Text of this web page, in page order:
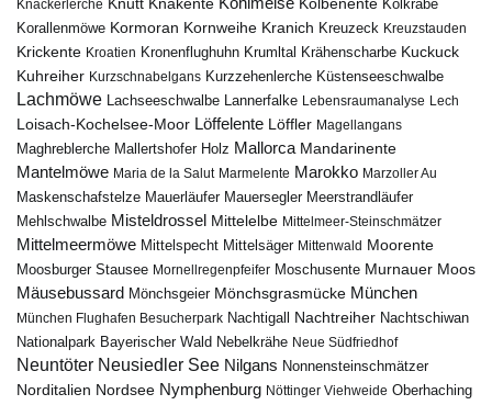
Knackerlerche
Kolkrabe
Korallenmöwe Kormoran Kornweihe Kranich Kreuzeck Kreuzstauden
Krickente Kroatien Kronenflughuhn Krumltal Krähenscharbe Kuckuck
Kuhreiher Kurzschnabelgans Kurzzehenlerche Küstenseeschwalbe
Lachmöwe Lachseeschwalbe Lannerfalke Lebensraumanalyse Lech
Loisach-Kochelsee-Moor Löffelente Löffler Magellangans
Maghreblerche Mallertshofer Holz Mallorca Mandarinente
Mantelmöwe Maria de la Salut Marmelente Marokko Marzoller Au
Maskenschafstelze Mauerläufer Mauersegler Meerstrandläufer
Mehlschwalbe Misteldrossel Mittelelbe Mittelmeer-Steinschmätzer
Mittelmeermöwe Mittelspecht Mittelsäger Mittenwald Moorente
Moosburger Stausee Mornellregenpfeifer Moschusente Murnauer Moos
Mäusebussard Mönchsgeier Mönchsgrasmücke München
München Flughafen Besucherpark Nachtigall Nachtreiher Nachtschiwan
Nationalpark Bayerischer Wald Nebelkrähe Neue Südfriedhof
Neuntöter Neusiedler See Nilgans Nonnensteinschmätzer
Norditalien Nordsee Nymphenburg Nöttinger Viehweide Oberhaching